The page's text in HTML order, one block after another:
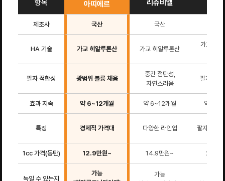
항목 아띠에르 리쥬비엘
제조사 국산 국산
HA 기술 가교 히알루론산 가교 히알루론산
가교 히
팔자 적합성 광범위 볼륨 채움
중간 점탄성,
자연스러움
팔자 집중
효과 지속 약 6~12개월 약 6~12개월 약
특징 경제적 가격대 다양한 라인업 팔자 중상
1cc 가격(동탄) 12.9만원~ 14.9만원~ 24.9
녹일 수 있는지
가능
가능